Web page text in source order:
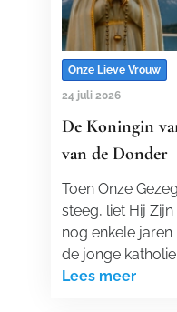
Onze Lieve Vrouw
24 juli 2026
De Koningin
van de Donder
Toen Onze
steeg, liet Hij
nog enkele
de jonge
Lees meer